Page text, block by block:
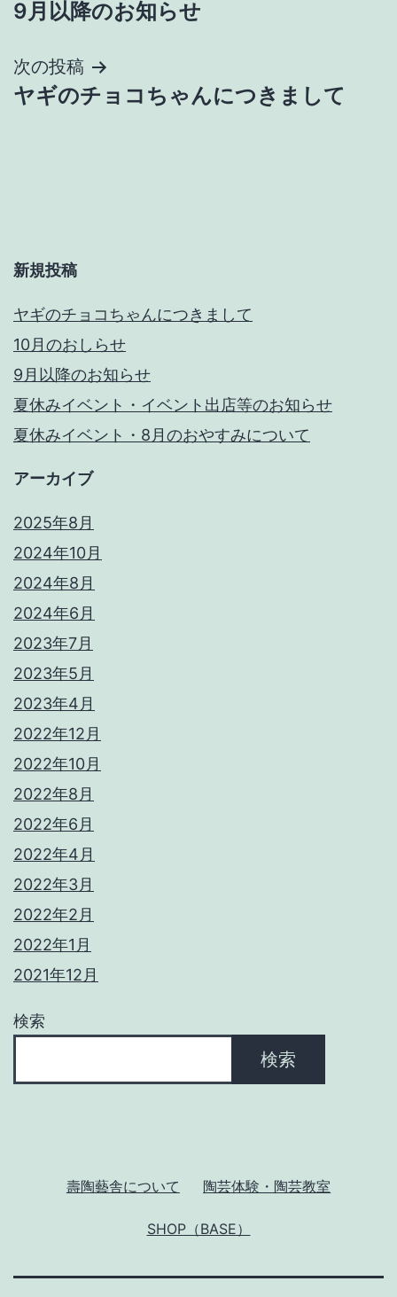
稿
ナ
ビ
ョ
ン
9月以降のお知らせ
次の投稿
ヤギのチョコちゃんにつきまして
新規投稿
ヤギのチョコちゃんにつきまして
10月のおしらせ
9月以降のお知らせ
夏休みイベント・イベント出店等のお知らせ
夏休みイベント・8月のおやすみについて
アーカイブ
2025年8月
2024年10月
2024年8月
2024年6月
2023年7月
2023年5月
2023年4月
2022年12月
2022年10月
2022年8月
2022年6月
2022年4月
2022年3月
2022年2月
2022年1月
2021年12月
検索
検索
壽陶藝舎について 陶芸体験・陶芸教室
SHOP（BASE）